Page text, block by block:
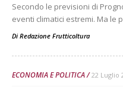
Secondo le previsioni di
eventi climatici estremi. Ma le
Di Redazione Frutticoltura
ECONOMIA E POLITICA 22 Luglio